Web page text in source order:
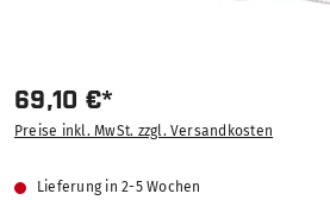
69,10 €*
Preise inkl. MwSt. zzgl. Versandkosten
Lieferung in 2-5 Wochen